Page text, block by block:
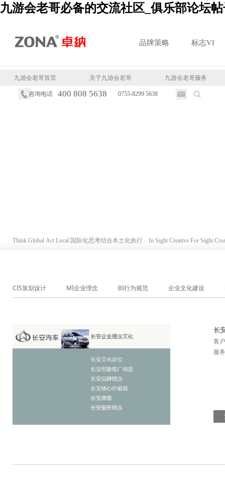
九游会老哥必备的交流社区_俱乐部论坛
品牌策略 标志VI
九游会老哥首页 关于九游会老哥 九游会老哥服务
咨询电话 400 808 5638 0755-8299 5638
Think Global Act Local 国际化思考结合本土化执行 In Sight Creative For Sight
CIS策划设计 MI企业理念 BI行为规范 企业文化建设
长
客
服